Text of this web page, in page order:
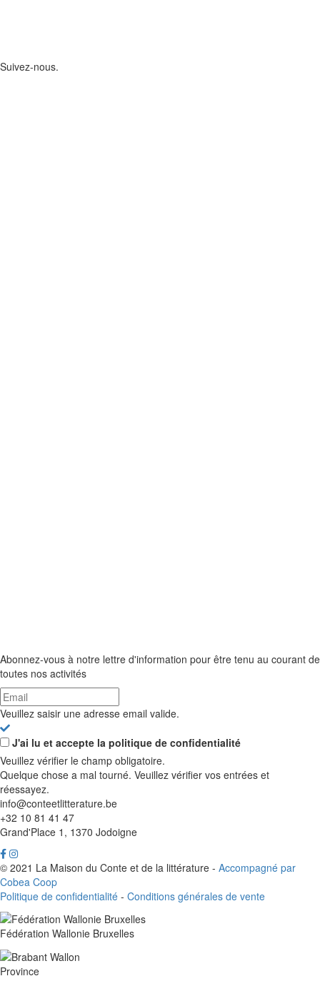
Suivez-nous.
Abonnez-vous à notre lettre d'information pour être tenu au courant de
toutes nos activités
Veuillez saisir une adresse email valide.
J'ai lu et accepte la politique de confidentialité
Veuillez vérifier le champ obligatoire.
Quelque chose a mal tourné. Veuillez vérifier vos entrées et
réessayez.
info@conteetlitterature.be
+32 10 81 41 47
Grand'Place 1, 1370 Jodoigne
© 2021 La Maison du Conte et de la littérature - Accompagné par
Cobea Coop
Politique de confidentialité - Conditions générales de vente
Fédération Wallonie Bruxelles
Province